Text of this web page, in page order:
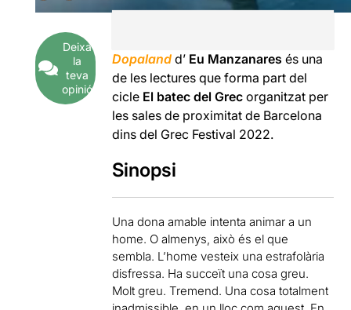
Deixa
la
teva
opinió
Dopaland d’ Eu Manzanares és una
de les lectures que forma part del
cicle El batec del Grec organitzat per
les sales de proximitat de Barcelona
dins del Grec Festival 2022.
Sinopsi
Una dona amable intenta animar a un
home. O almenys, això és el que
sembla. L’home vesteix una estrafolària
disfressa. Ha succeït una cosa greu.
Molt greu. Tremend. Una cosa totalment